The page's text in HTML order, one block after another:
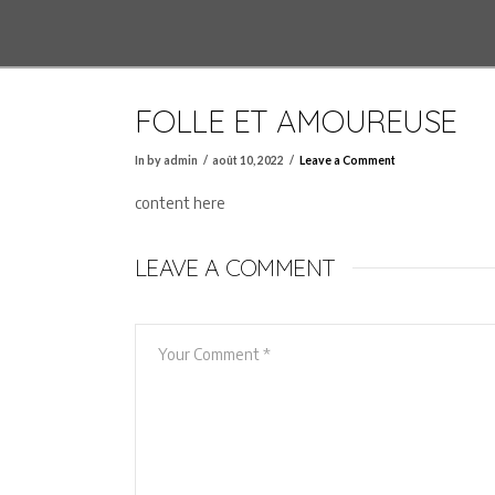
FOLLE ET AMOUREUSE
In by admin août 10, 2022 Leave a Comment
content here
LEAVE A COMMENT